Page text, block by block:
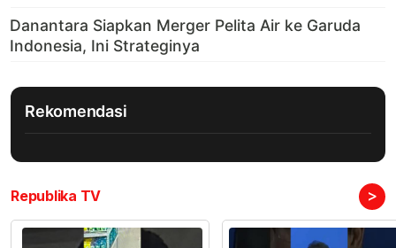
Rekomendasi
Republika TV >